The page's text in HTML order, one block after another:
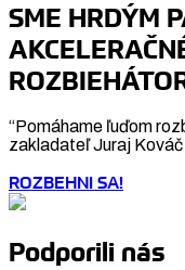
SME HRDÝM
“Pomáhame ľuďom
zakladateľ Juraj Kováč
ROZBEHNI SA!
Podporili nás